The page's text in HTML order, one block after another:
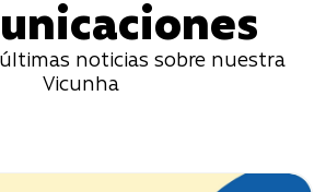
noticias sobre nuestra
Vicunha